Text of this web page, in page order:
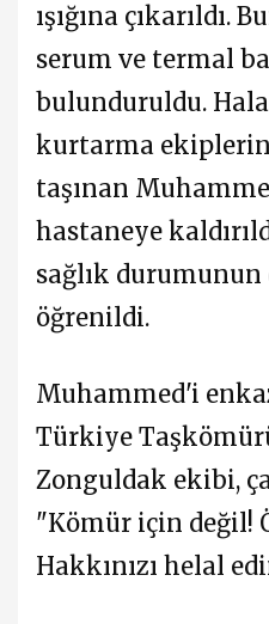
ışığına çıkarıldı.
serum ve termal
bulunduruldu.
kurtarma
taşınan
hastaneye
sağlık
öğrenildi.
Muhammed'i
Türkiye
Zonguldak ekibi,
"Kömür için değil!
Hakkınızı helal